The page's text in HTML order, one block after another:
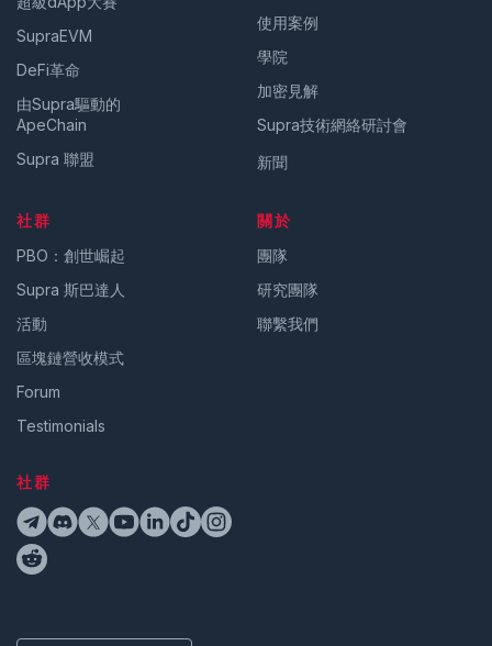
SupraEVM
DeFi革命
由Supra驅動的
ApeChain
Supra 聯盟
使用案例
學院
加密見解
Supra技術網絡研討會
新聞
社群
PBO：創世崛起
Supra 斯巴達人
活動
區塊鏈營收模式
Forum
Testimonials
關於
團隊
研究團隊
聯繫我們
社群